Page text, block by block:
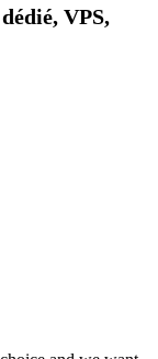
VPS,